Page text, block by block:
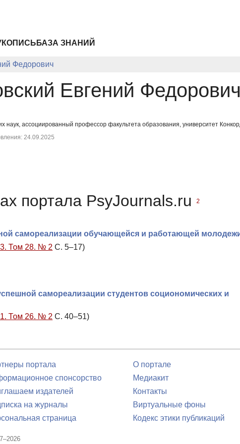
БАЗА ЗНАНИЙ
Федорович
Евгений
наук, ассоциированный профессор факультета образования, университет
24.09.2025
портала PsyJournals.ru 2
самореализации обучающейся и работающей
Том 28. № 2 С. 5–17)
самореализации студентов социономических и
Том 26. № 2 С. 40–51)
портала
спонсорство
издателей
на журналы
страница
О портале
Медиакит
Контакты
Виртуальные фоны
Кодекс этики публикаций